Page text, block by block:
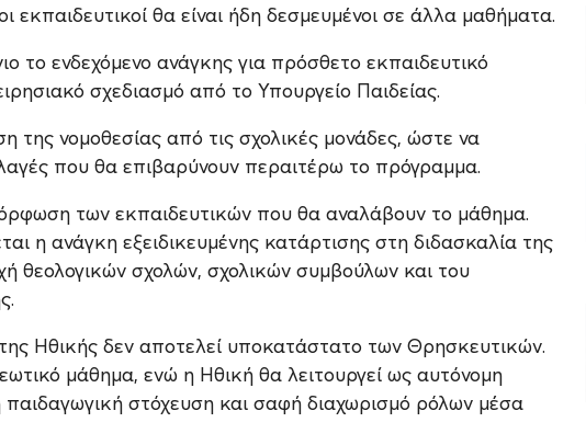
εκπαιδευτικοί θα είναι ήδη δεσμευμένοι σε άλλα μαθήματα.
το ενδεχόμενο ανάγκης για πρόσθετο εκπαιδευτικό
σχεδιασμό από το Υπουργείο Παιδείας.
της νομοθεσίας από τις σχολικές μονάδες, ώστε να
που θα επιβαρύνουν περαιτέρω το πρόγραμμα.
των εκπαιδευτικών που θα αναλάβουν το μάθημα.
η ανάγκη εξειδικευμένης κατάρτισης στη διδασκαλία της
θεολογικών σχολών, σχολικών συμβούλων και του
Ηθικής δεν αποτελεί υποκατάστατο των Θρησκευτικών.
μάθημα, ενώ η Ηθική θα λειτουργεί ως αυτόνομη
παιδαγωγική στόχευση και σαφή διαχωρισμό ρόλων μέσα